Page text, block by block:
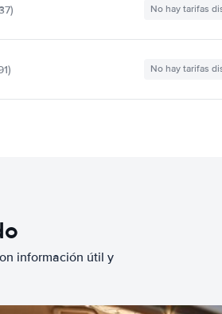
No hay tarifas
No hay tarifas
información útil y